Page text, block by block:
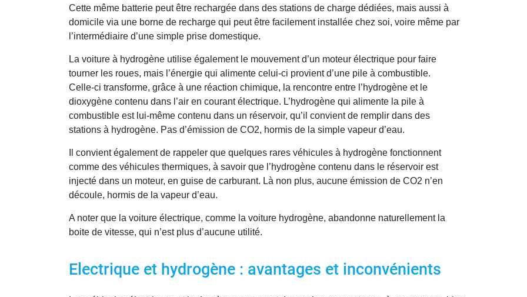
Cette même batterie peut être rechargée dans des stations de charge dédiées, mais aussi à
domicile via une borne de recharge qui peut être facilement installée chez soi, voire même par
l’intermédiaire d’une simple prise domestique.
La voiture à hydrogène utilise également le mouvement d’un moteur électrique pour faire
tourner les roues, mais l’énergie qui alimente celui-ci provient d’une pile à combustible.
Celle-ci transforme, grâce à une réaction chimique, la rencontre entre l’hydrogène et le
dioxygène contenu dans l’air en courant électrique. L’hydrogène qui alimente la pile à
combustible est lui-même contenu dans un réservoir, qu’il convient de remplir dans des
stations à hydrogène. Pas d’émission de CO2, hormis de la simple vapeur d’eau.
Il convient également de rappeler que quelques rares véhicules à hydrogène fonctionnent
comme des véhicules thermiques, à savoir que l’hydrogène contenu dans le réservoir est
injecté dans un moteur, en guise de carburant. Là non plus, aucune émission de CO2 n’en
découle, hormis de la vapeur d’eau.
A noter que la voiture électrique, comme la voiture hydrogène, abandonne naturellement la
boite de vitesse, qui n’est plus d’aucune utilité.
Electrique et hydrogène : avantages et inconvénients